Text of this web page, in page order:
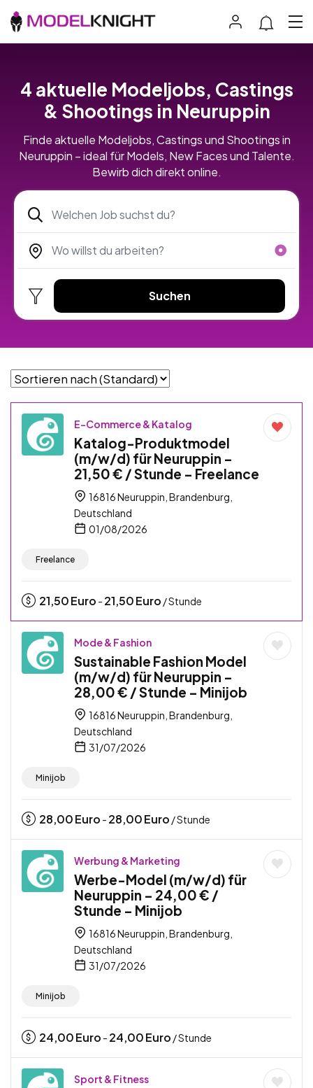
4 aktuelle Modeljobs, Castings
& Shootings in Neuruppin
Finde aktuelle Modeljobs, Castings und Shootings in
Neuruppin – ideal für Models, New Faces und Talente.
Bewirb dich direkt online.
Suchen
E-Commerce & Katalog
Katalog-Produktmodel
(m/w/d) für Neuruppin –
21,50 € / Stunde – Freelance
16816 Neuruppin, Brandenburg,
Deutschland
01/08/2026
Freelance
21,50Euro - 21,50Euro / Stunde
Mode & Fashion
Sustainable Fashion Model
(m/w/d) für Neuruppin –
28,00 € / Stunde – Minijob
16816 Neuruppin, Brandenburg,
Deutschland
31/07/2026
Minijob
28,00Euro - 28,00Euro / Stunde
Werbung & Marketing
Werbe-Model (m/w/d) für
Neuruppin – 24,00 € /
Stunde – Minijob
16816 Neuruppin, Brandenburg,
Deutschland
31/07/2026
Minijob
24,00Euro - 24,00Euro / Stunde
Sport & Fitness